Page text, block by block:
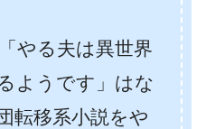
やる夫は異世界
ようです」はな
転移系小説をや